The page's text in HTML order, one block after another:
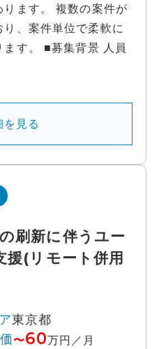
ます。 複数の案件が
、案件単位で柔軟に
す。 ■募集背景 人員
を見る
刷新に伴うユー
(リモート併用
東京都
〜60万円／月